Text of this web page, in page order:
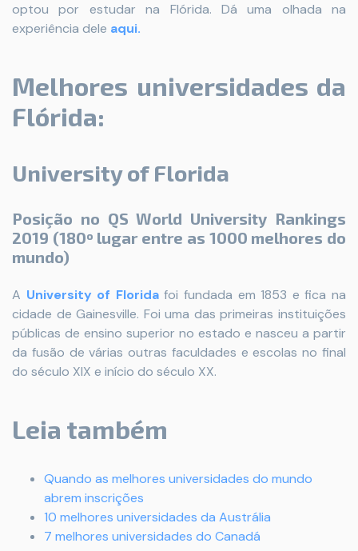
optou por estudar na Flórida. Dá uma olhada na
experiência dele aqui.
Melhores universidades da
Flórida:
University of Florida
Posição no QS World University Rankings
2019 (180º lugar entre as 1000 melhores do
mundo)
A University of Floridafoi fundada em 1853 e fica na
cidade de Gainesville. Foi uma das primeiras instituições
públicas de ensino superior no estado e nasceu a partir
da fusão de várias outras faculdades e escolas no final
do século XIX e início do século XX.
Leia também
Quando as melhores universidades do mundo
abrem inscrições
10 melhores universidades da Austrália
7 melhores universidades do Canadá